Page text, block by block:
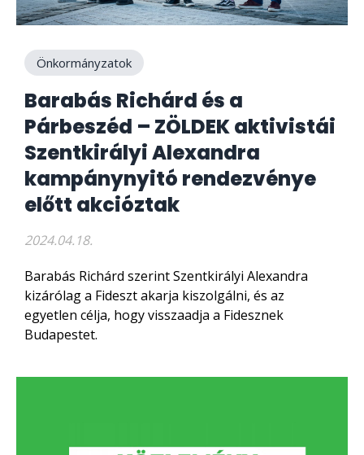
Önkormányzatok
Barabás Richárd és a
Párbeszéd – ZÖLDEK aktivistái
Szentkirályi Alexandra
kampánynyitó rendezvénye
előtt akcióztak
2024.04.18.
Barabás Richárd szerint Szentkirályi Alexandra
kizárólag a Fideszt akarja kiszolgálni, és az
egyetlen célja, hogy visszaadja a Fidesznek
Budapestet.